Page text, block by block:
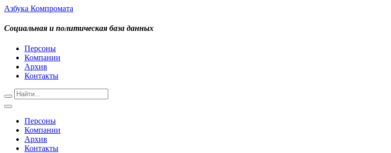
Азбука Компромата
Социальная и политическая база данных
Персоны
Компании
Архив
Контакты
Персоны
Компании
Архив
Контакты